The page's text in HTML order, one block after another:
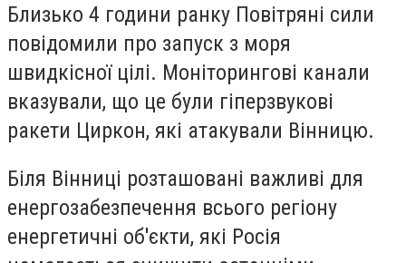
Близько 4 години ранку Повітряні сили
повідомили про запуск з моря
швидкісної цілі. Моніторингові канали
вказували, що це були гіперзвукові
ракети Циркон, які атакували Вінницю.
Біля Вінниці розташовані важливі для
енергозабезпечення всього регіону
енергетичні об'єкти, які Росія